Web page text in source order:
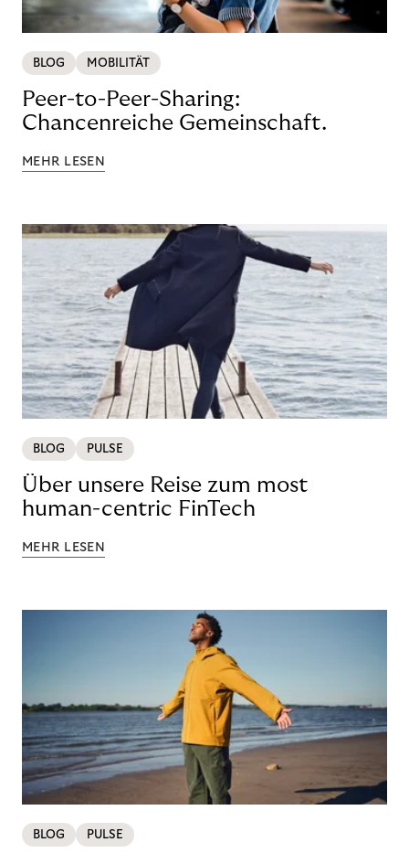
BLOG MOBILITÄT
Peer-to-Peer-Sharing:
Chancenreiche Gemeinschaft.
MEHR LESEN
BLOG PULSE
Über unsere Reise zum most
human-centric FinTech
MEHR LESEN
BLOG PULSE